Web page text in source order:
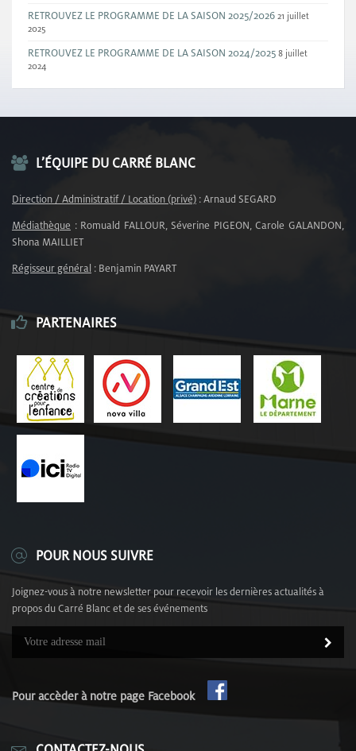
RETROUVEZ LE PROGRAMME DE LA SAISON 2025/2026 21 juillet
2025
RETROUVEZ LE PROGRAMME DE LA SAISON 2024/2025 8 juillet
2024
L’ÉQUIPE DU CARRÉ BLANC
Direction / Administratif / Location (privé) : Arnaud SEGARD
Médiathèque : Romuald FALLOUR, Séverine PIGEON, Carole GALANDON,
Shona MAILLIET
Régisseur général : Benjamin PAYART
PARTENAIRES
POUR NOUS SUIVRE
Joignez-vous à notre newsletter pour recevoir les dernières actualités à
propos du Carré Blanc et de ses événements
Pour accèder à notre page Facebook